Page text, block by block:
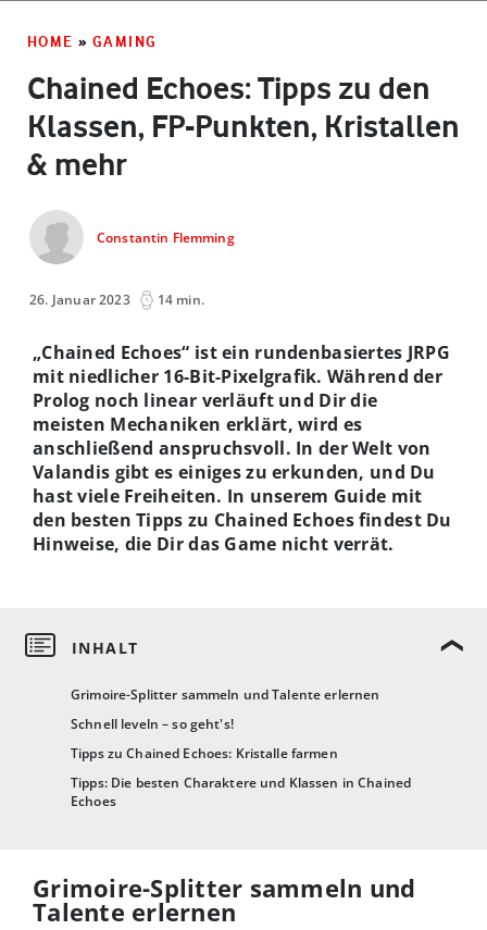
HOME » GAMING
Chained Echoes: Tipps zu den
Klassen, FP-Punkten, Kristallen
& mehr
Constantin Flemming
26. Januar 2023 14 min.
Grimoire-Splitter sammeln und Talente erlernen
Schnell leveln – so geht's!
Tipps zu Chained Echoes: Kristalle farmen
Tipps: Die besten Charaktere und Klassen in Chained
Echoes
„Chained Echoes“ ist ein rundenbasiertes JRPG
mit niedlicher 16-Bit-Pixelgrafik. Während der
Prolog noch linear verläuft und Dir die
meisten Mechaniken erklärt, wird es
anschließend anspruchsvoll. In der Welt von
Valandis gibt es einiges zu erkunden, und Du
hast viele Freiheiten. In unserem Guide mit
den besten Tipps zu Chained Echoes findest Du
Hinweise, die Dir das Game nicht verrät.
Grimoire-Splitter sammeln und
Talente erlernen